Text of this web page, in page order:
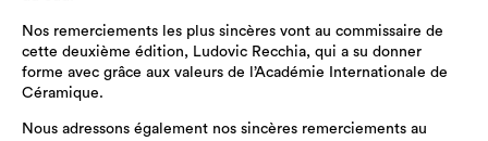
Nos remerciements les plus sincères vont au commissaire de
cette deuxième édition, Ludovic Recchia, qui a su donner
forme avec grâce aux valeurs de l’Académie Internationale de
Céramique.
Nous adressons également nos sincères remerciements au